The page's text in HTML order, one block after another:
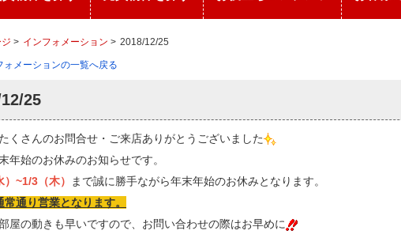
> インフォメーション > 2018/12/25
ォメーションの一覧へ戻る
25
くさんのお問合せ・ご来店ありがとうございました
年始のお休みのお知らせです。
~1/3（木）
まで誠に勝手ながら年末年始のお休みとなります。
通り営業となります。
屋の動きも早いですので、お問い合わせの際はお早めに